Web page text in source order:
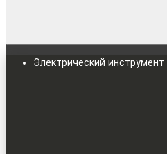
Электрический инструмент